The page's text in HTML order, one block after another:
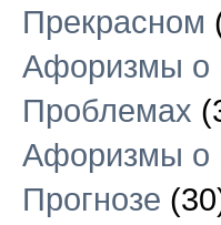
Прекрасном
Афоризмы о
Проблемах
Афоризмы о
Прогнозе